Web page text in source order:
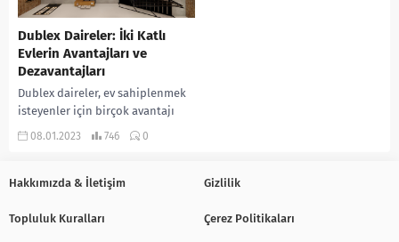
Dublex Daireler: İki Katlı
Evlerin Avantajları ve
Dezavantajları
Dublex daireler, ev sahiplenmek
isteyenler için birçok avantajı
olan iki katlı evlerdir. Bu tür
08.01.2023 746 0
Hakkımızda & İletişim Gizlilik
Topluluk Kuralları Çerez Politikaları